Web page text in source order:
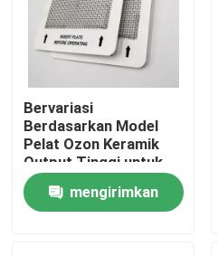
Rumah
Produk
Bervariasi
Berdasarkan Model
Pelat Ozon Keramik
Output Tinggi untuk
Pembersih Udara
Generator Ozon
mengirimkan